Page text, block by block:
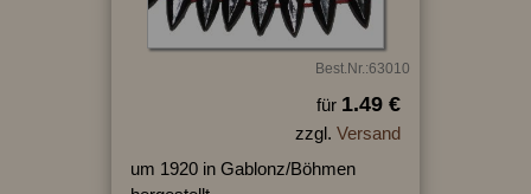
Best.Nr.:63010
für 1.49 €
zzgl. Versand
um 1920 in Gablonz/Böhmen